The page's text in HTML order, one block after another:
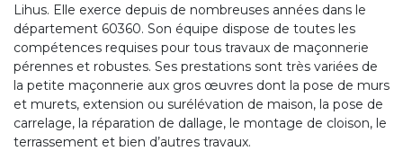
Lihus. Elle exerce depuis de nombreuses années dans le
département 60360. Son équipe dispose de toutes les
compétences requises pour tous travaux de maçonnerie
pérennes et robustes. Ses prestations sont très variées de
la petite maçonnerie aux gros œuvres dont la pose de murs
et murets, extension ou surélévation de maison, la pose de
carrelage, la réparation de dallage, le montage de cloison, le
terrassement et bien d’autres travaux.